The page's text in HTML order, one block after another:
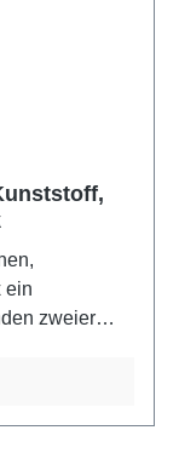
ein
zweier
ist sind